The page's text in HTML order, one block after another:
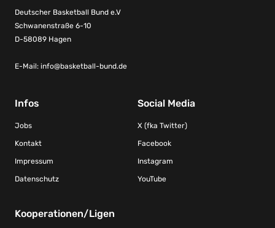
Deutscher Basketball Bund e.V
Schwanenstraße 6-10
D-58089 Hagen
E-Mail: info@basketball-bund.de
Infos
Jobs
Kontakt
Impressum
Datenschutz
Social Media
X (fka Twitter)
Facebook
Instagram
YouTube
Kooperationen/Ligen